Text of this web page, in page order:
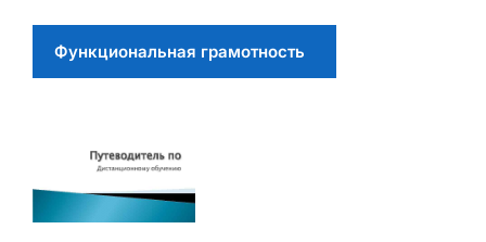
Функциональная грамотность